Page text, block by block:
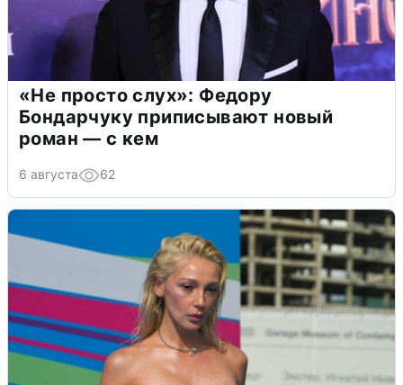
«Не просто слух»: Федору
Бондарчуку приписывают новый
роман — с кем
6 августа 62